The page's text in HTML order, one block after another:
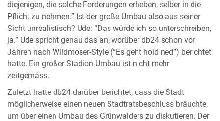
diejenigen, die solche Forderungen erheben, selber in die
Pflicht zu nehmen.” Ist der große Umbau also aus seiner
Sicht unrealistisch? Ude: “Das würde ich so unterschreiben,
ja.” Ude spricht genau das an, worüber db24 schon vor
Jahren nach Wildmoser-Style (“Es geht hoid ned”) berichtet
hatte. Ein großer Stadion-Umbau ist nicht mehr
zeitgemäss.
Zuletzt hatte db24 darüber berichtet, dass die Stadt
möglicherweise einen neuen Stadtratsbeschluss bräuchte,
um über einen Umbau des Grünwalders zu diskutieren. Der